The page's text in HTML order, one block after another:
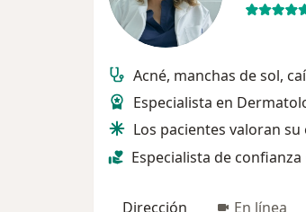
Acné, manchas de sol,
Especialista en
Los pacientes valoran
Especialista de confianza
Dirección En línea